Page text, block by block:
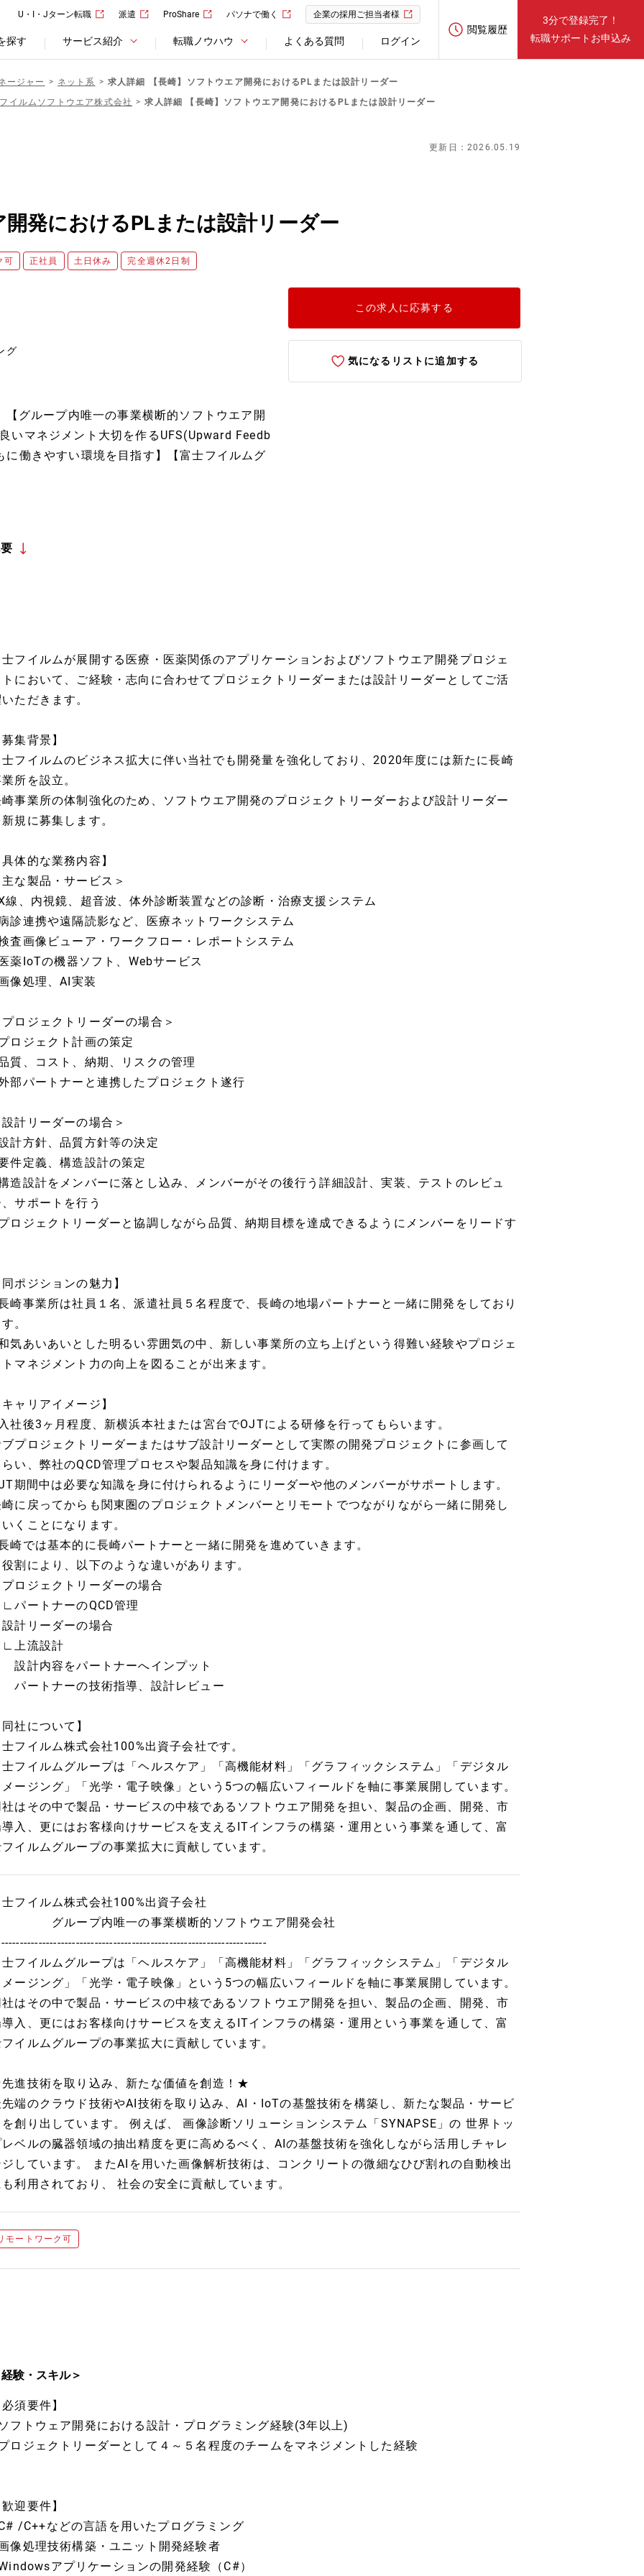
U・I・Jターン転職 派遣 ProShare パソナで働く 企業の採用ご担当者様
探す サービス紹介 転職ノウハウ よくある質問 ログイン
閲覧履歴
3分で登録完了！
転職サポートお申込み
ージャー ネット系
求人詳細 【長崎】ソフトウエア開発におけるPLまたは設計リーダー
イルムソフトウエア株式会社
求人詳細 【長崎】ソフトウエア開発におけるPLまたは設計リーダー
更新日：2026.05.19
発におけるPLまたは設計リーダー
可 正社員 土日休み 完全週休2日制
グ
グループ内唯一の事業横断的ソフトウエア開
いマネジメント大切を作るUFS(Upward Feedb
働きやすい環境を目指す】【富士フイルムグ
この求人に応募する
気になるリストに追加する
フイルムが展開する医療・医薬関係のアプリケーションおよびソフトウエア開発プロジェ
において、ご経験・志向に合わせてプロジェクトリーダーまたは設計リーダーとしてご活
ただきます。
集背景】
士フイルムのビジネス拡大に伴い当社でも開発量を強化しており、2020年度には新たに長崎
所を設立。
事業所の体制強化のため、ソフトウエア開発のプロジェクトリーダーおよび設計リーダー
規に募集します。
体的な業務内容】
な製品・サービス＞
線、内視鏡、超音波、体外診断装置などの診断・治療支援システム
診連携や遠隔読影など、医療ネットワークシステム
査画像ビューア・ワークフロー・レポートシステム
薬IoTの機器ソフト、Webサービス
像処理、AI実装
ロジェクトリーダーの場合＞
ロジェクト計画の策定
質、コスト、納期、リスクの管理
部パートナーと連携したプロジェクト遂行
計リーダーの場合＞
計方針、品質方針等の決定
件定義、構造設計の策定
造設計をメンバーに落とし込み、メンバーがその後行う詳細設計、実装、テストのレビュ
サポートを行う
ロジェクトリーダーと協調しながら品質、納期目標を達成できるようにメンバーをリードす
ポジションの魅力】
崎事業所は社員１名、派遣社員５名程度で、長崎の地場パートナーと一緒に開発をしており
。
気あいあいとした明るい雰囲気の中、新しい事業所の立ち上げという得難い経験やプロジェ
マネジメント力の向上を図ることが出来ます。
ャリアイメージ】
社後3ヶ月程度、新横浜本社または宮台でOJTによる研修を行ってもらいます。
プロジェクトリーダーまたはサブ設計リーダーとして実際の開発プロジェクトに参画して
い、弊社のQCD管理プロセスや製品知識を身に付けます。
期間中は必要な知識を身に付けられるようにリーダーや他のメンバーがサポートします。
に戻ってからも関東圏のプロジェクトメンバーとリモートでつながりながら一緒に開発し
くことになります。
崎では基本的に長崎パートナーと一緒に開発を進めていきます。
割により、以下のような違いがあります。
ロジェクトリーダーの場合
ートナーのQCD管理
計リーダーの場合
流設計
計内容をパートナーへインプット
ートナーの技術指導、設計レビュー
社について】
フイルム株式会社100%出資子会社です。
フイルムグループは「ヘルスケア」「高機能材料」「グラフィックシステム」「デジタル
ージング」「光学・電子映像」という5つの幅広いフィールドを軸に事業展開しています。
はその中で製品・サービスの中核であるソフトウエア開発を担い、製品の企画、開発、市
入、更にはお客様向けサービスを支えるITインフラの構築・運用という事業を通して、富
イルムグループの事業拡大に貢献しています。
フイルム株式会社100%出資子会社
ループ内唯一の事業横断的ソフトウエア開発会社
フイルムグループは「ヘルスケア」「高機能材料」「グラフィックシステム」「デジタル
ージング」「光学・電子映像」という5つの幅広いフィールドを軸に事業展開しています。
はその中で製品・サービスの中核であるソフトウエア開発を担い、製品の企画、開発、市
入、更にはお客様向けサービスを支えるITインフラの構築・運用という事業を通して、富
イルムグループの事業拡大に貢献しています。
進技術を取り込み、新たな価値を創造！★
端のクラウド技術やAI技術を取り込み、AI・IoTの基盤技術を構築し、新たな製品・サービ
創り出しています。 例えば、 画像診断ソリューションシステム「SYNAPSE」の 世界トッ
ベルの臓器領域の抽出精度を更に高めるべく、AIの基盤技術を強化しながら活用しチャレ
しています。 またAIを用いた画像解析技術は、コンクリートの微細なひび割れの自動検出
利用されており、 社会の安全に貢献しています。
モートワーク可
験・スキル＞
須要件】
フトウェア開発における設計・プログラミング経験(3年以上)
ロジェクトリーダーとして４～５名程度のチームをマネジメントした経験
迎要件】
/C++などの言語を用いたプログラミング
像処理技術構築・ユニット開発経験者
アプリケーションの開発経験（C#）